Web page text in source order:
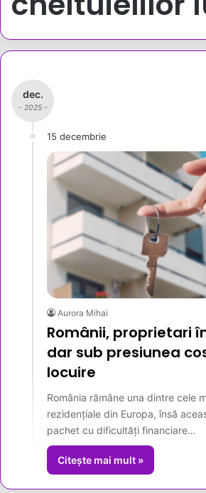
dec.
- 2025 -
15 decembrie
Aurora Mihai
Românii, proprietari
dar sub presiunea
locuire
România rămâne una dintre cele
rezidențiale din Europa, însă
pachet cu dificultăți financiare…
Citește mai mult »